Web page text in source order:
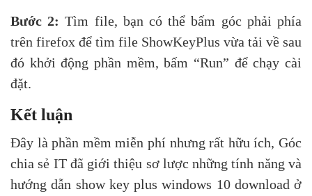
Bước 2: Tìm file, bạn có thể bấm góc phải phía
trên firefox để tìm file ShowKeyPlus vừa tải về sau
đó khởi động phần mềm, bấm “Run” để chạy cài
đặt.
Kết luận
Đây là phần mềm miễn phí nhưng rất hữu ích, Góc
chia sẻ IT đã giới thiệu sơ lược những tính năng và
hướng dẫn show key plus windows 10 download ở